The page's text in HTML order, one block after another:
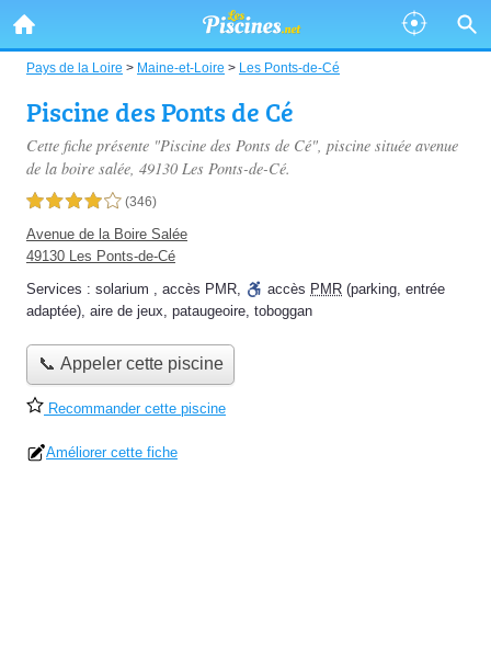
Pays de la Loire > Maine-et-Loire > Les Ponts-de-Cé
Piscine des Ponts de Cé
Cette fiche présente "Piscine des Ponts de Cé", piscine située avenue
de la boire salée, 49130 Les Ponts-de-Cé.
4,0 étoiles sur 5 (346)
Avenue de la Boire Salée
49130 Les Ponts-de-Cé
Services : solarium , accès PMR, accès PMR (parking, entrée
adaptée), aire de jeux, pataugeoire, toboggan
📞 Appeler cette piscine
Recommander cette piscine
Améliorer cette fiche